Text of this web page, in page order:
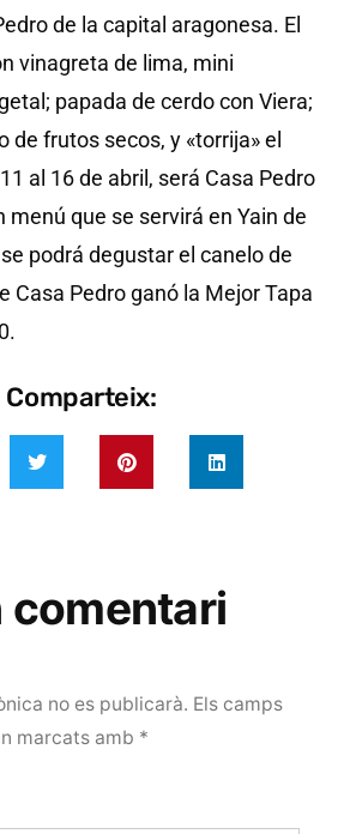
de la capital aragonesa. El
vinagreta de lima, mini
papada de cerdo con Viera;
de frutos secos, y «torrija» el
al 16 de abril, será Casa Pedro
menú que se servirá en Yain de
podrá degustar el canelo de
Casa Pedro ganó la Mejor Tapa
Comparteix:
comentari
no es publicarà. Els camps
marcats amb *